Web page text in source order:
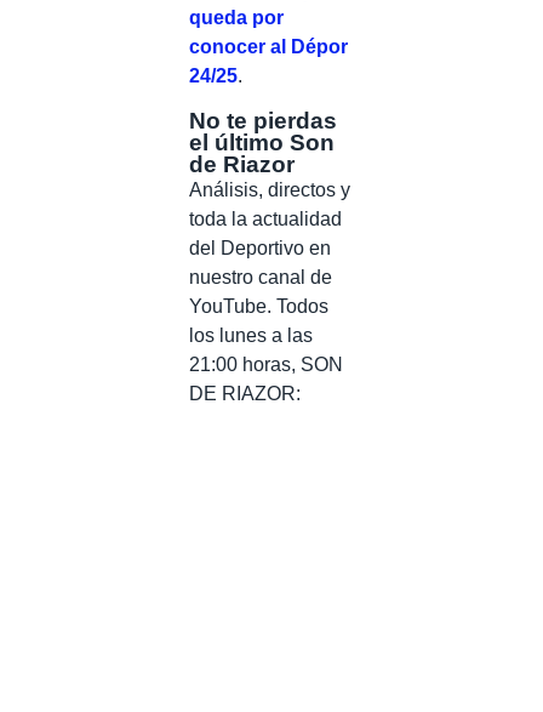
queda por
conocer al Dépor
24/25.
No te pierdas
el último Son
de Riazor
Análisis, directos y
toda la actualidad
del Deportivo en
nuestro canal de
YouTube. Todos
los lunes a las
21:00 horas, SON
DE RIAZOR: